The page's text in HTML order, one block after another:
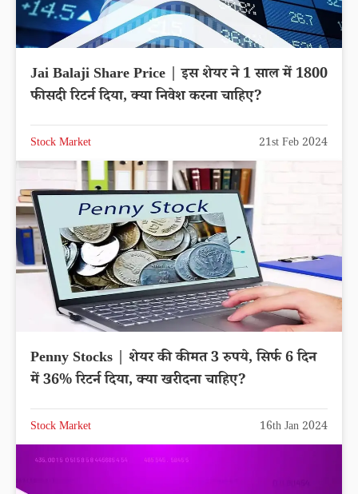
Jai Balaji Share Price | इस शेयर ने 1 साल में 1800
फीसदी रिटर्न दिया, क्या निवेश करना चाहिए?
Stock Market 21st Feb 2024
Penny Stocks | शेयर की कीमत 3 रुपये, सिर्फ 6 दिन
में 36% रिटर्न दिया, क्या खरीदना चाहिए?
Stock Market 16th Jan 2024